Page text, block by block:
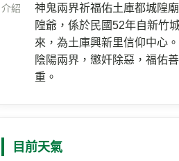
介紹
神鬼兩界祈福佑土庫都城隍
隍爺，係於民國52年自新竹
來，為土庫興新里信仰中心
陰陽兩界，懲奸除惡，福佑
重。
目前天氣